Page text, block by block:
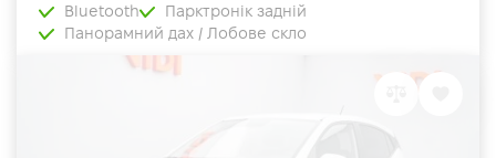
Bluetooth
Парктронік задній
Панорамний дах / Лобове скло